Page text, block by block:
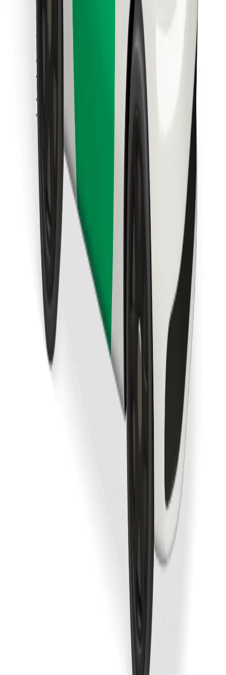
Securitate
Obții o cursă în câteva minute!
Descarcă aplicația Bolt
Găsește-ți mâncarea preferată!
Descarcă aplicația Bolt Food